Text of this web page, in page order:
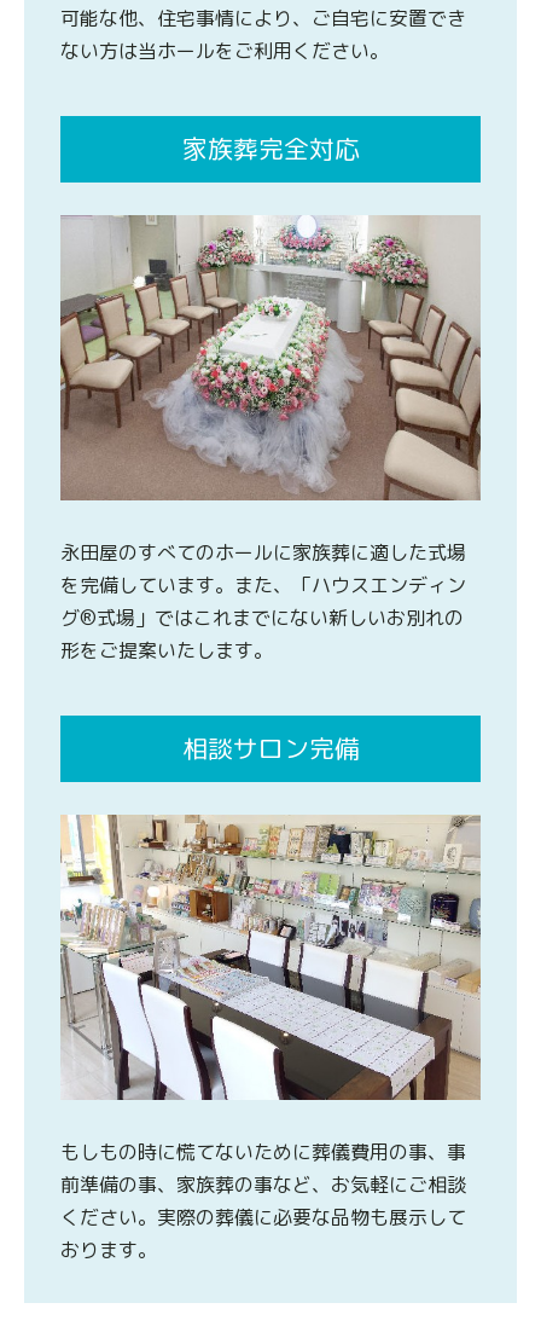
可能な他、住宅事情により、ご自宅に安置でき
ない方は当ホールをご利用ください。
家族葬完全対応
永田屋のすべてのホールに家族葬に適した式場
を完備しています。また、「ハウスエンディン
グ®式場」ではこれまでにない新しいお別れの
形をご提案いたします。
相談サロン完備
もしもの時に慌てないために葬儀費用の事、事
前準備の事、家族葬の事など、お気軽にご相談
ください。実際の葬儀に必要な品物も展示して
おります。